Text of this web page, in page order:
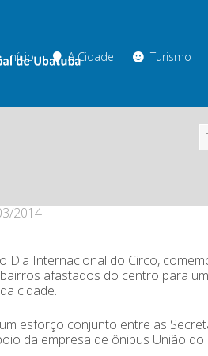
Início A Cidade Turismo
2014
Dia Internacional do Circo,
afastados do centro para
cidade.
esforço conjunto entre as
da empresa de ônibus União